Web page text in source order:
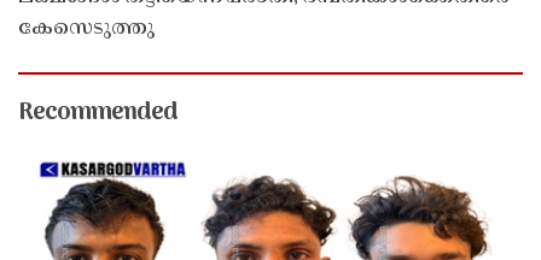
കേസെടുത്തു
Recommended